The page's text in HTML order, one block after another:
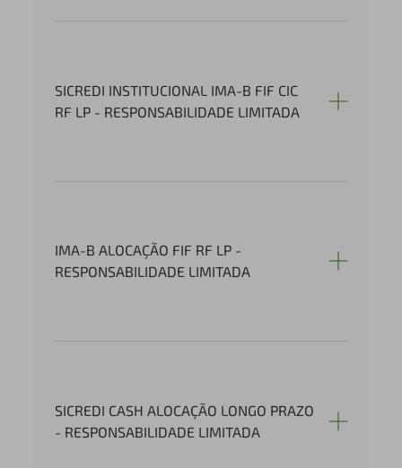
SICREDI INSTITUCIONAL IMA-B FIF CIC
RF LP - RESPONSABILIDADE LIMITADA
IMA-B ALOCAÇÃO FIF RF LP -
RESPONSABILIDADE LIMITADA
SICREDI CASH ALOCAÇÃO LONGO PRAZO
- RESPONSABILIDADE LIMITADA